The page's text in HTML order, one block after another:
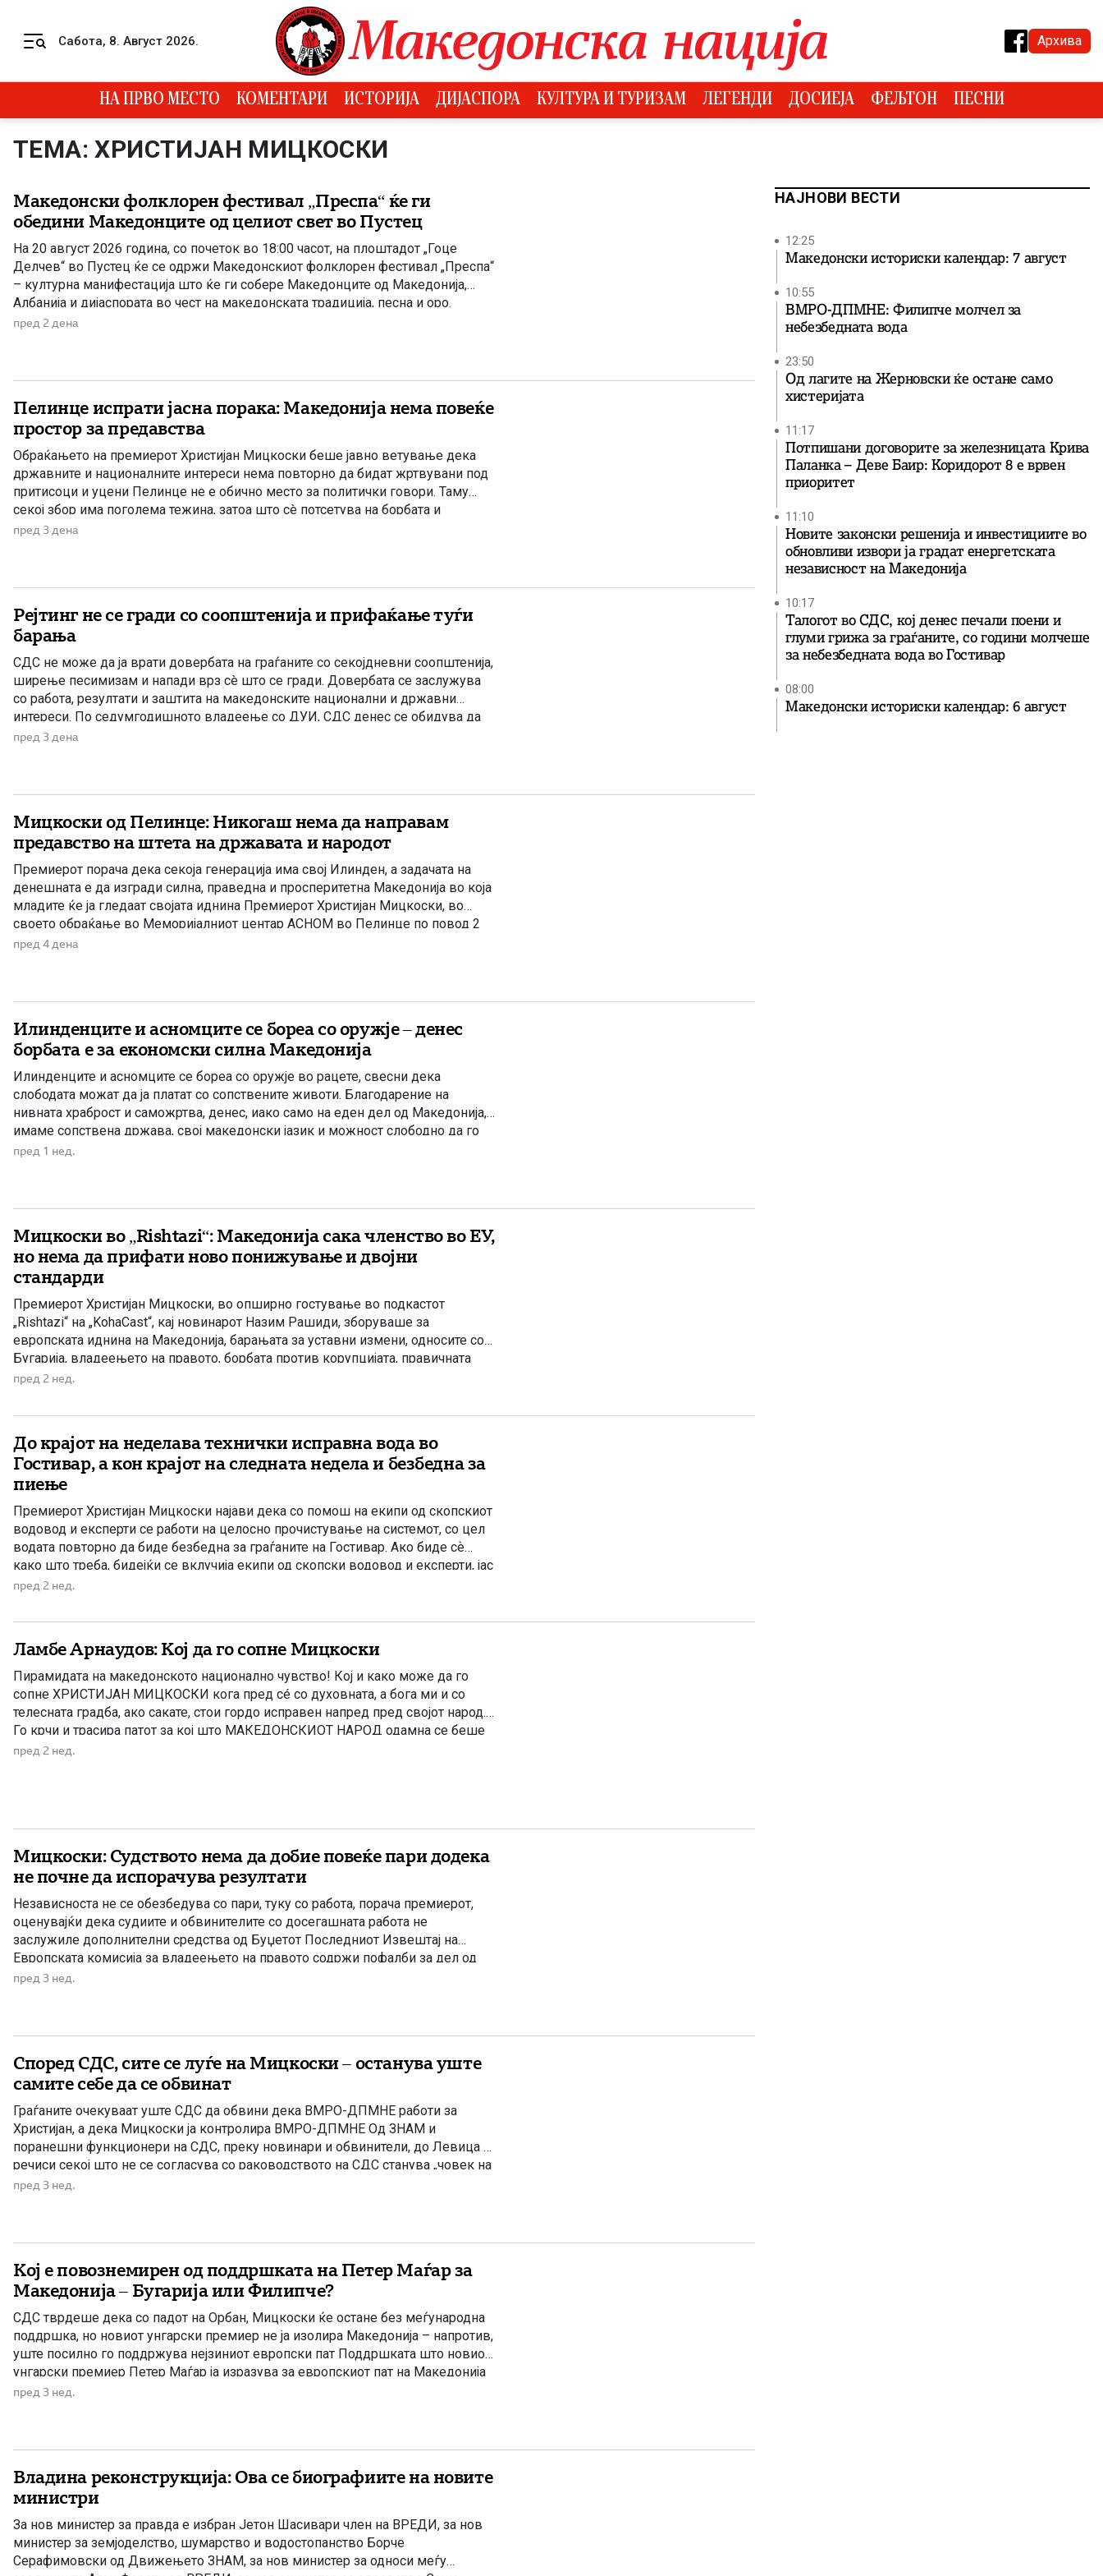
Сабота, 8. Август 2026. Архива
НА ПРВО МЕСТО КОМЕНТАРИ ИСТОРИЈА ДИЈАСПОРА КУЛТУРА И ТУРИЗАМ ЛЕГЕНДИ ДОСИЕЈА ФЕЉТОН ПЕСНИ
ТЕМА: ХРИСТИЈАН МИЦКОСКИ
Македонски фолклорен фестивал „Преспа“ ќе ги
обедини Македонците од целиот свет во Пустец
На 20 август 2026 година, со почеток во 18:00 часот, на плоштадот „Гоце
Делчев“ во Пустец ќе се одржи Македонскиот фолклорен фестивал „Преспа“
– културна манифестација што ќе ги собере Македонците од Македонија,
Албанија и дијаспората во чест на македонската традиција, песна и оро.
Фестивалот ќе биде можност за промоција на богатото македонско културно
пред 2 дена
Пелинце испрати јасна порака: Македонија нема повеќе
простор за предавства
Обраќањето на премиерот Христијан Мицкоски беше јавно ветување дека
државните и националните интереси нема повторно да бидат жртвувани под
притисоци и уцени Пелинце не е обично место за политички говори. Таму
секој збор има поголема тежина, затоа што сè потсетува на борбата и
државотворната мисла на македонскиот народ. Затоа изјавата на премиерот
пред 3 дена
Рејтинг не се гради со соопштенија и прифаќање туѓи
барања
СДС не може да ја врати довербата на граѓаните со секојдневни соопштенија,
ширење песимизам и напади врз сè што се гради. Довербата се заслужува
со работа, резултати и заштита на македонските национални и државни
интереси. По седумгодишното владеење со ДУИ, СДС денес се обидува да
создаде впечаток дека е сериозна опозиција. Но, граѓаните добро паметат […]
пред 3 дена
Мицкоски од Пелинце: Никогаш нема да направам
предавство на штета на државата и народот
Премиерот порача дека секоја генерација има свој Илинден, а задачата на
денешната е да изгради силна, праведна и просперитетна Македонија во која
младите ќе ја гледаат својата иднина Премиерот Христијан Мицкоски, во
своето обраќање во Меморијалниот центар АСНОМ во Пелинце по повод 2
Август – Илинден, порача дека никогаш нема да се откаже од борбата […]
пред 4 дена
Илинденците и асномците се бореа со оружје – денес
борбата е за економски силна Македонија
Илинденците и асномците се бореа со оружје во рацете, свесни дека
слободата можат да ја платат со сопствените животи. Благодарение на
нивната храброст и саможртва, денес, иако само на еден дел од Македонија,
имаме сопствена држава, свој македонски јазик и можност слободно да го
славиме македонското име. Нивниот аманет не е само да се поклонуваме […]
пред 1 нед.
Мицкоски во „Rishtazi“: Македонија сака членство во ЕУ,
но нема да прифати ново понижување и двојни
стандарди
Премиерот Христијан Мицкоски, во опширно гостување во подкастот
„Rishtazi“ на „KohaCast“, кај новинарот Назим Рашиди, зборуваше за
европската иднина на Македонија, барањата за уставни измени, односите со
Бугарија, владеењето на правото, борбата против корупцијата, правичната
застапеност и состојбата со водата во Гостивар. Централна порака од
Европската […]
пред 2 нед.
До крајот на неделава технички исправна вода во
Гостивар, а кон крајот на следната недела и безбедна за
пиење
Премиерот Христијан Мицкоски најави дека со помош на екипи од скопскиот
водовод и експерти се работи на целосно прочистување на системот, со цел
водата повторно да биде безбедна за граѓаните на Гостивар. Ако биде сѐ
како што треба, бидејќи се вклучија екипи од скопски водовод и експерти, јас
очекувам до крајот на оваа недела да […]
пред 2 нед.
Ламбе Арнаудов: Кој да го сопне Мицкоски
Пирамидата на македонското национално чувство! Кој и како може да го
сопне ХРИСТИЈАН МИЦКОСКИ кога пред сé со духовната, а бога ми и со
телесната градба, ако сакате, стои гордо исправен напред пред својот народ.
Го крчи и трасира патот за кој што МАКЕДОНСКИОТ НАРОД одамна се беше
определил, за сега конечно благодарение на лидерот […]
пред 2 нед.
Мицкоски: Судството нема да добие повеќе пари додека
не почне да испорачува резултати
Независноста не се обезбедува со пари, туку со работа, порача премиерот,
оценувајќи дека судиите и обвинителите со досегашната работа не
заслужиле дополнителни средства од Буџетот Последниот Извештај на
Европската комисија за владеењето на правото содржи пофалби за дел од
спроведените политики, но и критики за состојбите во правосудниот систем.
пред 3 нед.
Според СДС, сите се луѓе на Мицкоски – останува уште
самите себе да се обвинат
Граѓаните очекуваат уште СДС да обвини дека ВМРО-ДПМНЕ работи за
Христијан, а дека Мицкоски ја контролира ВМРО-ДПМНЕ Од ЗНАМ и
поранешни функционери на СДС, преку новинари и обвинители, до Левица –
речиси секој што не се согласува со раководството на СДС станува „човек на
Мицкоски“, „сателит на ВМРО-ДПМНЕ“ или дел од проект за слабеење на […]
пред 3 нед.
Кој е повознемирен од поддршката на Петер Маѓар за
Македонија – Бугарија или Филипче?
СДС тврдеше дека со падот на Орбан, Мицкоски ќе остане без меѓународна
поддршка, но новиот унгарски премиер не ја изолира Македонија – напротив,
уште посилно го поддржува нејзиниот европски пат Поддршката што новиот
унгарски премиер Петер Маѓар ја изразува за европскиот пат на Македонија
очигледно предизвика сериозна вознемиреност во Бугарија. Но, по
пред 3 нед.
Владина реконструкција: Ова се биографиите на новите
министри
За нов министер за правда е избран Јетон Шасивари член на ВРЕДИ, за нов
министер за земјоделство, шумарство и водостопанство Борче
Серафимовски од Движењето ЗНАМ, за нов министер за односи меѓу
НАЈНОВИ ВЕСТИ
12:25
Македонски историски календар: 7 август
10:55
ВМРО-ДПМНЕ: Филипче молчел за
небезбедната вода
23:50
Од лагите на Жерновски ќе остане само
хистеријата
11:17
Потпишани договорите за железницата Крива
Паланка – Деве Баир: Коридорот 8 е врвен
приоритет
11:10
Новите законски решенија и инвестициите во
обновливи извори ја градат енергетската
независност на Македонија
10:17
Талогот во СДС, кој денес печали поени и
глуми грижа за граѓаните, со години молчеше
за небезбедната вода во Гостивар
08:00
Македонски историски календар: 6 август